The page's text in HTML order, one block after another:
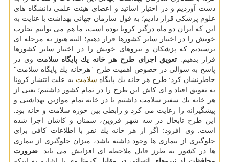
دست آوردیم و در اختیار اساتید و اعضای هیئت علمی دانشگاه های
علوم پزشكی قرار دادیم؛ به قول سازمان جهانی بهداشت با عنایت به
این كه ایران دو ماه درگیر كرونا بوده است، ما هم می توانیم تجارب
خویش را در اختیار سایر كشورها قرار دهیم؛ البته هنوز به مرحله ای
نرسیدیم كه پزشكان و نیروهای خویش را در اختیار سایر كشورها
قرار بدهیم. تعویق اجرای طرح هر خانه یك پایگاه سلامت وی در
پاسخ به سوالی در خصوص اهمیت طرح "هرخانه یك پایگاه سلامت"
خاطرنشان كرد: طرح هر خانه یك پایگاه سلامت به علت انتشار كرونا
به تعویق افتاد و ای كاش این طرح را در تمام كشور داشتیم؛ یعنی از
هر خانه یك سفیر سلامت داشتیم تا در خانه تمام موازین بهداشتی و
پیشگیرانه را رعایت می كرد و رابطی بین حوزه سلامت و خانه بود.
این طرح تابحال در سه شهر قزوین، سمنان و كاشان اجرا شده
است. وی افزود: اگر از هر خانه یك نفر با اطلاعات كافی برای
جلوگیری از بیماری ها وجود داشته باشد، میزان جلوگیری از بیماری
ها در كشور به طرز قابل ملاحظه ای افزایش می یابد. ضرورت